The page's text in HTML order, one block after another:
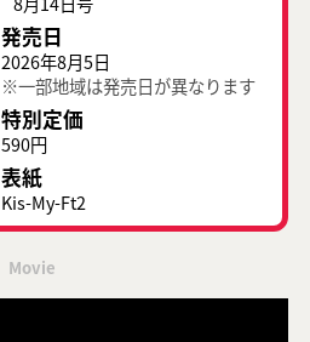
発売日
2026年8月5日
※一部地域は発売日が異なります
特別定価
590円
表紙
Kis-My-Ft2
Movie